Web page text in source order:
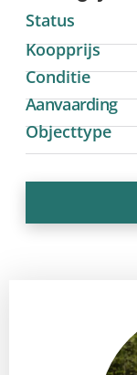
Status
Koopprijs
Conditie
Aanvaarding
Objecttype